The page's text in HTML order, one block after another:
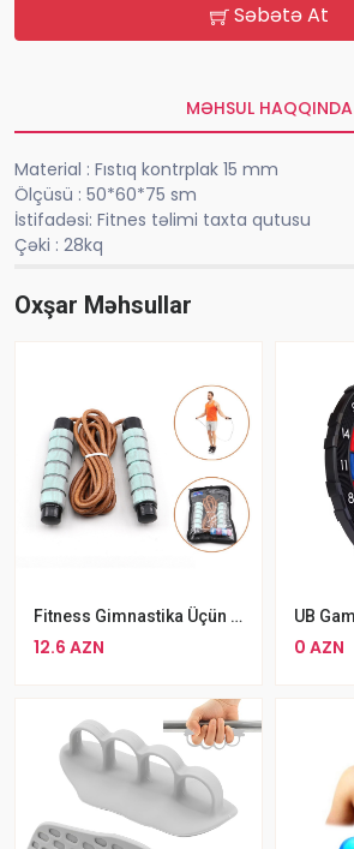
Səbətə At
MƏHSUL HAQQINDA
Material : Fıstıq kontrplak 15 mm
Ölçüsü : 50*60*75 sm
İstifadəsi: Fitnes təlimi taxta qutusu
Çəki : 28kq
Oxşar Məhsullar
Fitness Gimnastika Üçün Ağır Rengli Atlanma Ipi Açıq Mavi
12.6 AZN 0 AZN